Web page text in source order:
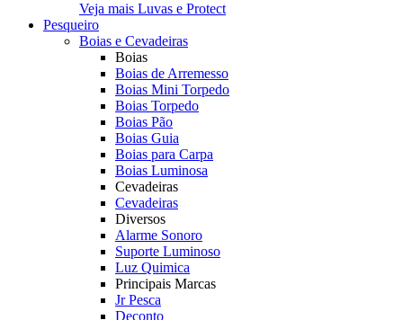
Veja mais Luvas e Protect
Pesqueiro
Boias e Cevadeiras
Boias
Boias de Arremesso
Boias Mini Torpedo
Boias Torpedo
Boias Pão
Boias Guia
Boias para Carpa
Boias Luminosa
Cevadeiras
Cevadeiras
Diversos
Alarme Sonoro
Suporte Luminoso
Luz Quimica
Principais Marcas
Jr Pesca
Deconto